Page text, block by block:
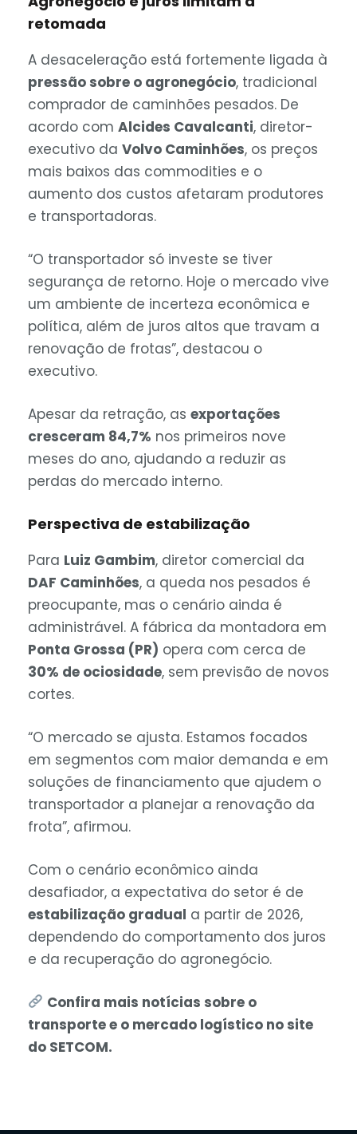
retomada
A desaceleração está fortemente ligada à
pressão sobre o agronegócio, tradicional
comprador de caminhões pesados. De
acordo com Alcides Cavalcanti, diretor-
executivo da Volvo Caminhões, os preços
mais baixos das commodities e o
aumento dos custos afetaram produtores
e transportadoras.
“O transportador só investe se tiver
segurança de retorno. Hoje o mercado vive
um ambiente de incerteza econômica e
política, além de juros altos que travam a
renovação de frotas”, destacou o
executivo.
Apesar da retração, as exportações
cresceram 84,7% nos primeiros nove
meses do ano, ajudando a reduzir as
perdas do mercado interno.
Perspectiva de estabilização
Para Luiz Gambim, diretor comercial da
DAF Caminhões, a queda nos pesados é
preocupante, mas o cenário ainda é
administrável. A fábrica da montadora em
Ponta Grossa (PR) opera com cerca de
30% de ociosidade, sem previsão de novos
cortes.
“O mercado se ajusta. Estamos focados
em segmentos com maior demanda e em
soluções de financiamento que ajudem o
transportador a planejar a renovação da
frota”, afirmou.
Com o cenário econômico ainda
desafiador, a expectativa do setor é de
estabilização gradual a partir de 2026,
dependendo do comportamento dos juros
e da recuperação do agronegócio.
Confira mais notícias sobre o
transporte e o mercado logístico no site
do SETCOM.